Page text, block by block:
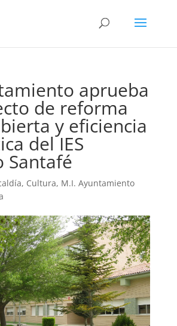
aprueba
de reforma
y eficiencia
del IES
Santafé
, Cultura, M.I. Ayuntamiento